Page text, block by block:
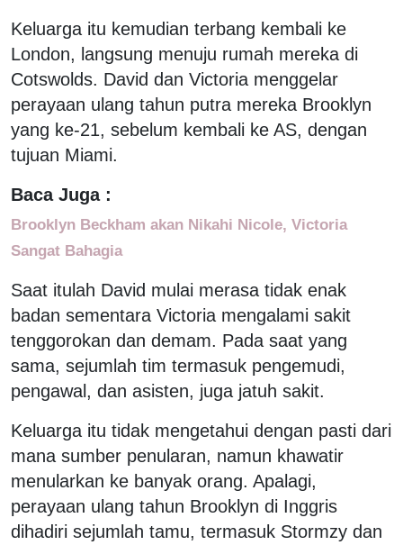
Keluarga itu kemudian terbang kembali ke
London, langsung menuju rumah mereka di
Cotswolds. David dan Victoria menggelar
perayaan ulang tahun putra mereka Brooklyn
yang ke-21, sebelum kembali ke AS, dengan
tujuan Miami.
Baca Juga :
Brooklyn Beckham akan Nikahi Nicole, Victoria
Sangat Bahagia
Saat itulah David mulai merasa tidak enak
badan sementara Victoria mengalami sakit
tenggorokan dan demam. Pada saat yang
sama, sejumlah tim termasuk pengemudi,
pengawal, dan asisten, juga jatuh sakit.
Keluarga itu tidak mengetahui dengan pasti dari
mana sumber penularan, namun khawatir
menularkan ke banyak orang. Apalagi,
perayaan ulang tahun Brooklyn di Inggris
dihadiri sejumlah tamu, termasuk Stormzy dan